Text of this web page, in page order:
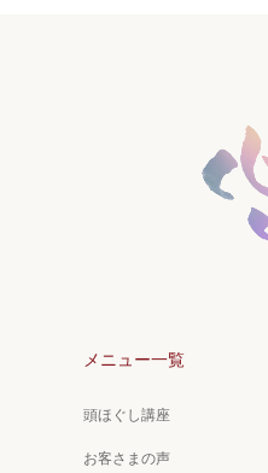
メニュー一覧
頭ほぐし講座
お客さまの声